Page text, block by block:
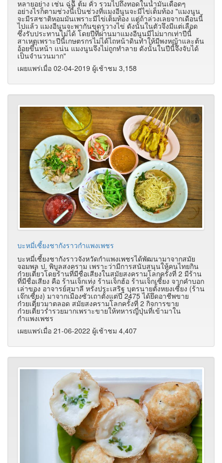
หลายอย่าง เช่น ฉู่ฉี่ ต้ม คั่ว รวมไปถึงทอดในน้ำมันเดือดๆ
อย่างไรก็ตามช่วงนี้เป็นช่วงที่แมงอีนูนจะมีไข่เต็มท้อง "แมงนูน
จะมีรสชาติหอมมันเพราะมีไข่เต็มท้อง แต่ถ้าล่วงเลยจากเดือนนี้
ไปแล้ว แมงอีนูนจะพากันขุดรูวางไข่ ดังนั้นในตัวจึงมีแต่เลือด
ซึ่งรับประทานไม่ได้ โดยปีที่ผ่านมาแมงอีนูนมีไม่มากเท่าปีนี้
สาเหตุเพราะปีนี้เกษตรกรไม่ได้ไถหน้าดินทำให้มีพงหญ้าและต้น
อ้อยขึ้นหน้า แน่น แมงนูนจึงไม่ถูกทำลาย ดังนั้นในปีนี้จึงจับได้
เป็นจำนวนมาก"
เผยแพร่เมื่อ 02-04-2019 ผู้เช้าชม 3,158
บะหมี่เซี้ยงชากังราวกำแพงเพชร
บะหมี่เซี้ยงชากังราวจังหวัดกำแพงเพชรได้พัฒนามาจากสมัย
จอมพล ป. พิบูลสงคราม เพราะว่ามีการสนับสนุนให้คนไทยกิน
ก๋วยเตี๋ยวโดยร้านที่มีชื่อเสียงในสมัยสงครามโลกครั้งที่ 2 มีร้าน
ที่มีชื่อเสียง คือ ร้านเจ็กเท่ง ร้านเจ็กฮ้อ ร้านเจ็กเซี้ยง จากคำบอก
เล่าของ อาจารย์สุมาลี หรั่งประเสริฐ บุตรนายตั้งหยงเซี้ยง (ร้าน
เจ๊กเซี้ยง) มาจากเมืองซัวเถาตั้งแต่ปี 2475 ได้ยึดอาชีพขาย
ก๋วยเตี๋ยวมาตลอด สมัยสงครามโลกครั้งที่ 2 กิจการขาย
ก๋วยเตี๋ยวร่ำรวยมากเพราะขายให้ทหารญี่ปุ่นที่เข้ามาใน
กำแพงเพชร
เผยแพร่เมื่อ 21-06-2022 ผู้เช้าชม 4,407